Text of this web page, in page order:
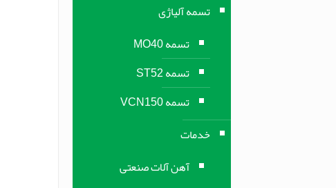
تسمه آلیاژی
تسمه MO40
تسمه ST52
تسمه VCN150
خدمات
آهن آلات صنعتی